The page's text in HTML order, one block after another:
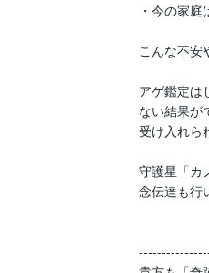
・今の家
こんな不安
アゲ鑑定は
ない結果が
受け入れら
守護星「カ
念伝達も行